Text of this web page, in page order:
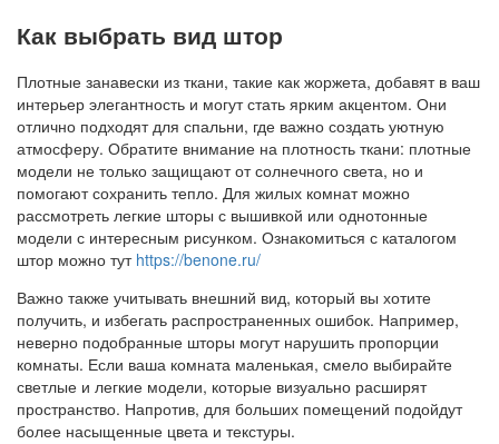
Как выбрать вид штор
Плотные занавески из ткани, такие как жоржета, добавят в ваш
интерьер элегантность и могут стать ярким акцентом. Они
отлично подходят для спальни, где важно создать уютную
атмосферу. Обратите внимание на плотность ткани: плотные
модели не только защищают от солнечного света, но и
помогают сохранить тепло. Для жилых комнат можно
рассмотреть легкие шторы с вышивкой или однотонные
модели с интересным рисунком. Ознакомиться с каталогом
штор можно тут https://benone.ru/
Важно также учитывать внешний вид, который вы хотите
получить, и избегать распространенных ошибок. Например,
неверно подобранные шторы могут нарушить пропорции
комнаты. Если ваша комната маленькая, смело выбирайте
светлые и легкие модели, которые визуально расширят
пространство. Напротив, для больших помещений подойдут
более насыщенные цвета и текстуры.